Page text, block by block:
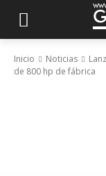
Inicio Noticias
de 800 hp de fábrica